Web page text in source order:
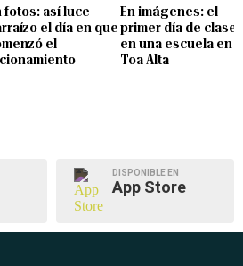
fotos: así luce
el día en que
el
En imágenes: el
primer día de clases
en una escuela en
Toa Alta
DISPONIBLE EN
App Store